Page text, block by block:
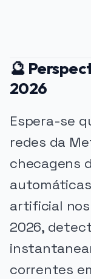
🔮
2026
Espera-se
redes da
checagens
artificial
2026,
correntes